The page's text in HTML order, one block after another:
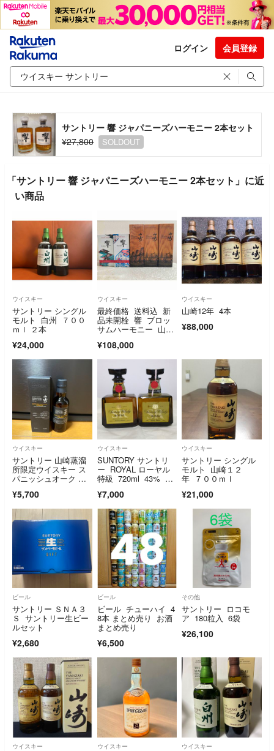
ログイン 会員登録
サントリー 響 ジャパニーズハーモニー 2本セット
¥27,800
SOLDOUT
「サントリー 響 ジャパニーズハーモニー 2本セット」に近
い商品
ウイスキー
サントリー シングル
モルト 白州 ７００
ｍｌ ２本
¥24,000
ウイスキー
最終価格 送料込 新
品未開栓 響 ブロッ
サムハーモニー 山崎
ン 2022 2023 ５本セ
ット
¥108,000
ウイスキー
山崎12年 4本
¥88,000
ウイスキー
サントリー 山崎蒸溜
所限定ウイスキー ス
パニッシュオーク ピ
8% 180ml
¥5,700
ウイスキー
SUNTORY サントリ
ー ROYAL ローヤル
特級 720ml 43% 2
酒
¥7,000
ウイスキー
サントリー シングル
モルト 山崎１２
年 ７００ｍｌ
¥21,000
ビール
サントリー ＳＮＡ３
Ｓ サントリー生ビー
ルセット
¥2,680
ビール
ビール チューハイ 4
8本 まとめ売り お酒
まとめ売り
¥6,500
その他
サントリー ロコモ
ア 180粒入 6袋
¥26,100
ウイスキー ウイスキー ウイスキー